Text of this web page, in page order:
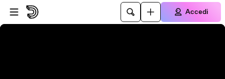
Vai al lettore
Passa al contenuto principale
Accedi